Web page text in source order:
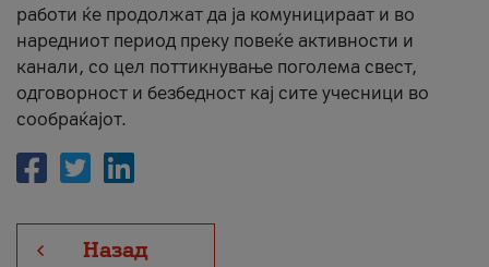
работи ќе продолжат да ја комуницираат и во
наредниот период преку повеќе активности и
канали, со цел поттикнување поголема свест,
одговорност и безбедност кај сите учесници во
сообраќајот.
Назад